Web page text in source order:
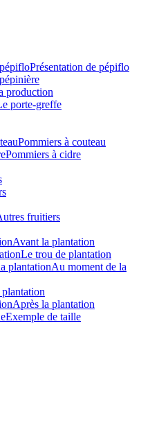
Présentation de pépiflo
production
porte-greffe
Pommiers à couteau
Pommiers à cidre
fruitiers
Avant la plantation
Le trou de plantation
Au moment de la
Après la plantation
Exemple de taille